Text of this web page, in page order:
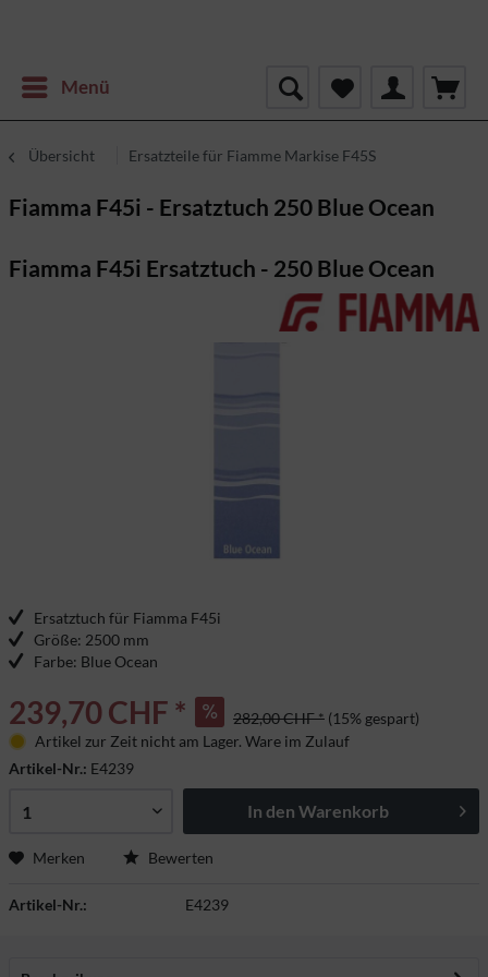
Menü
Übersicht Ersatzteile für Fiamme Markise F45S
Fiamma F45i - Ersatztuch 250 Blue Ocean
Fiamma F45i Ersatztuch - 250 Blue Ocean
Ersatztuch für Fiamma F45i
Größe: 2500 mm
Farbe: Blue Ocean
239,70 CHF * 282,00 CHF * (15% gespart)
Artikel zur Zeit nicht am Lager. Ware im Zulauf
Artikel-Nr.: E4239
In den Warenkorb
Merken Bewerten
Artikel-Nr.: E4239